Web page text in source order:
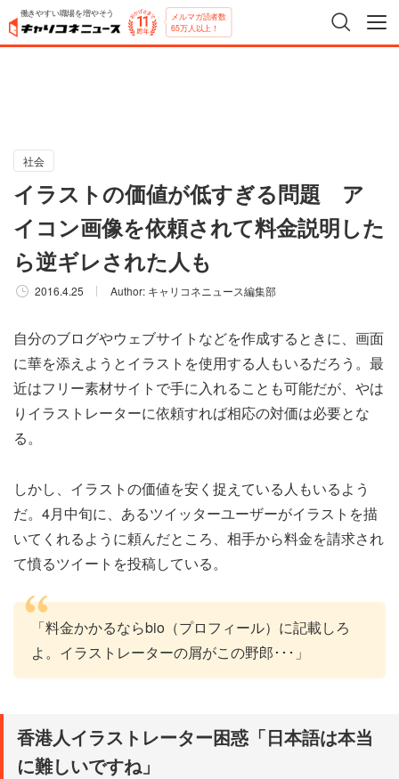
働きやすい職場を増やそう メルマガ読者数
65万人以上！
社会
イラストの価値が低すぎる問題 ア
イコン画像を依頼されて料金説明した
ら逆ギレされた人も
2016.4.25 Author: キャリコネニュース編集部
自分のブログやウェブサイトなどを作成するときに、画面
に華を添えようとイラストを使用する人もいるだろう。最
近はフリー素材サイトで手に入れることも可能だが、やは
りイラストレーターに依頼すれば相応の対価は必要とな
る。
しかし、イラストの価値を安く捉えている人もいるよう
だ。4月中旬に、あるツイッターユーザーがイラストを描
いてくれるように頼んだところ、相手から料金を請求され
て憤るツイートを投稿している。
「料金かかるならbio（プロフィール）に記載しろ
よ。イラストレーターの屑がこの野郎･･･」
香港人イラストレーター困惑「日本語は本当
に難しいですね」